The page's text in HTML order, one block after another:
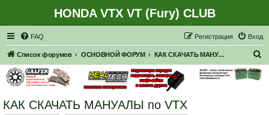
HONDA VTX VT (Fury) CLUB
FAQ Вход
Регистрация
Список форумов ОСНОВНОЙ ФОРУМ КАК СКАЧАТЬ МАНУАЛЫ по VTX
КАК СКАЧАТЬ МАНУАЛЫ по VTX